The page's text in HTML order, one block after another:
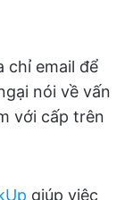
chỉ email để
nói về vấn
với cấp trên
giúp việc